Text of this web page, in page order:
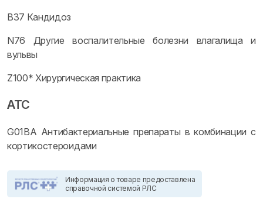
B37 Кандидоз
N76 Другие воспалительные болезни влагалища и
вульвы
Z100* Хирургическая практика
ATC
G01BA Антибактериальные препараты в комбинации с
кортикостероидами
Информация о товаре предоставлена
справочной системой РЛС